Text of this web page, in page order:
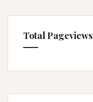
h
o
r
Total Pageviews